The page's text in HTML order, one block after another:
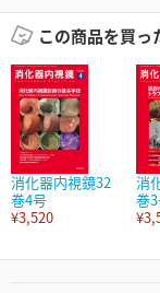
この商品を買っ
消化器内視鏡32
巻4号
¥3,520
消
巻